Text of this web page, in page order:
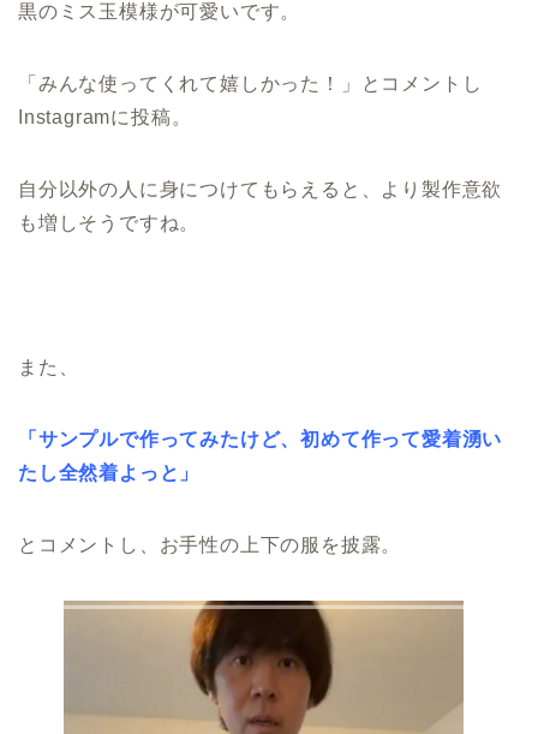
黒のミス玉模様が可愛いです。
「みんな使ってくれて嬉しかった！」とコメントし
Instagramに投稿。
自分以外の人に身につけてもらえると、より製作意欲
も増しそうですね。
また、
「サンプルで作ってみたけど、初めて作って愛着湧い
たし全然着よっと」
とコメントし、お手性の上下の服を披露。